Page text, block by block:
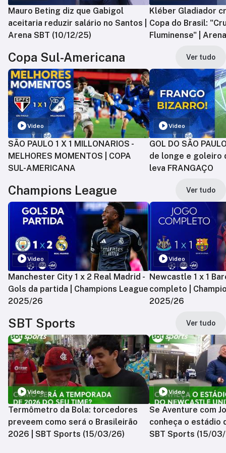
Mauro Beting diz que Gabigol
aceitaria reduzir salário no Santos |
Arena SBT (10/12/25)
Kléber Gladiador
Copa do Brasil:
Fluminense" |
Copa Sul-Americana Ver tudo
Vídeo
SÃO PAULO 1 X 1 MILLONARIOS -
MELHORES MOMENTOS | COPA
SUL-AMERICANA
Vídeo
GOL DO SÃO
de longe e goleiro
leva FRANGAÇO
Champions League Ver tudo
Vídeo
Manchester City 1 x 2 Real Madrid -
Gols da partida | Champions League
2025/26
Vídeo
Newcastle 1 x 1
completo |
2025/26
SBT Sports Ver tudo
Vídeo
Termômetro da Bola: torcedores
preveem como será o Brasileirão
2026 | SBT Sports (15/03/26)
Vídeo
Se Aventure com
conheça o estádio
SBT Sports (15/